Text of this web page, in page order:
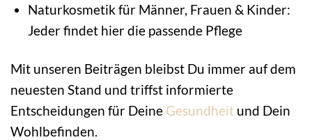
Naturkosmetik für Männer, Frauen & Kinder:
Jeder findet hier die passende Pflege
Mit unseren Beiträgen bleibst Du immer auf dem
neuesten Stand und triffst informierte
Entscheidungen für Deine Gesundheit und Dein
Wohlbefinden.